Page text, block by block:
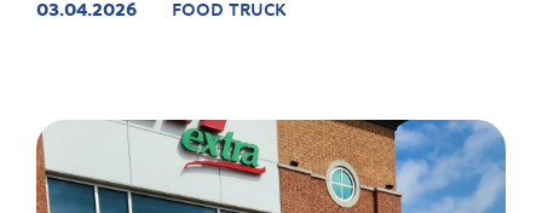
03.04.2026 FOOD TRUCK